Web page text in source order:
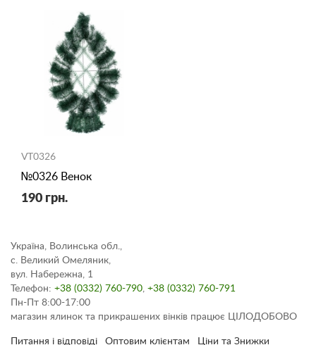
VT0326
№0326 Венок
190 грн.
Україна, Волинська обл.,
с. Великий Омеляник,
вул. Набережна, 1
Телефон: +38 (0332) 760-790, +38 (0332) 760-791
Пн-Пт 8:00-17:00
магазин ялинок та прикрашених вінків працює ЦІЛОДОБОВО
Питання і відповіді Оптовим клієнтам Ціни та Знижки